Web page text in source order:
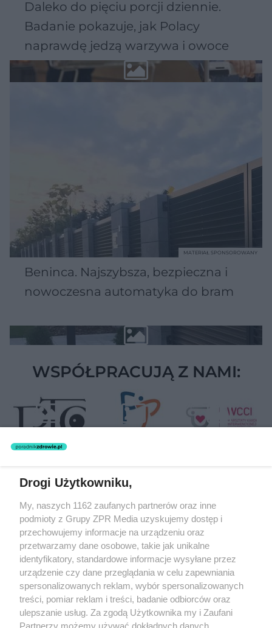
Daleko do pięciu porcji dziennie.
Badanie pokazuje, jak Polacy
naprawdę jedzą warzywa i owoce
Beninca. Najszybsza, bezpieczna i
nowoczesna automatyka do bram
MATERIAŁ SPONSOROWANY
WSPÓŁPRACUJĄ Z NAMI:
Żaden utwór zamieszczony w serwisie nie może być powielany i
rozpowszechniany lub dalej rozpowszechniany w jakikolwiek sposób
(w tym także elektroniczny lub mechaniczny) na jakimkolwiek polu
eksploatacji w jakiejkolwiek formie, włącznie z umieszczaniem w
Internecie bez pisemnej zgody właściciela praw. Jakiekolwiek użycie
lub wykorzystanie utworów w całości lub w części z naruszeniem
prawa, tzn. bez właściwej zgody, jest zabronione pod groźbą kary i
może być ścigane prawnie.
Drogi Użytkowniku,
My, naszych 1162 zaufanych partnerów oraz inne
podmioty z Grupy ZPR Media uzyskujemy dostęp i
przechowujemy informacje na urządzeniu oraz
przetwarzamy dane osobowe, takie jak unikalne
identyfikatory, standardowe informacje wysyłane przez
urządzenie czy dane przeglądania w celu zapewniania
spersonalizowanych reklam, wybór spersonalizowanych
treści, pomiar reklam i treści, badanie odbiorców oraz
ulepszanie usług. Za zgodą Użytkownika my i Zaufani
Partnerzy możemy używać dokładnych danych